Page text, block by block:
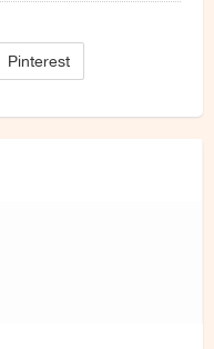
Pinterest